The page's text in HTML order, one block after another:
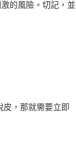
的風險。切記，並
皮，那就需要立即